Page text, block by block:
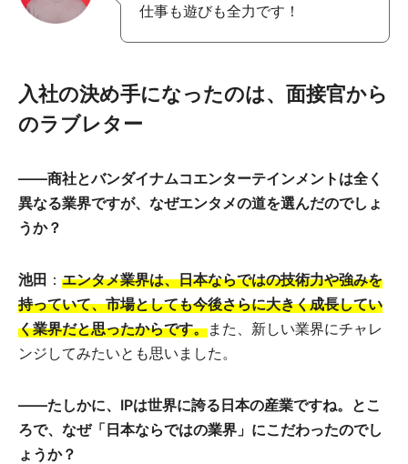
仕事も遊びも全力です！
入社の決め手になったのは、面接官から
のラブレター
――商社とバンダイナムコエンターテインメントは全く
異なる業界ですが、なぜエンタメの道を選んだのでしょ
うか？
池田 ： エンタメ業界は、日本ならではの技術力や強みを
持っていて、市場としても今後さらに大きく成長してい
く業界だと思ったからです。また、新しい業界にチャレ
ンジしてみたいとも思いました。
――たしかに、IPは世界に誇る日本の産業ですね。とこ
ろで、なぜ「日本ならではの業界」にこだわったのでし
ょうか？